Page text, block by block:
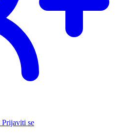
Prijaviti se